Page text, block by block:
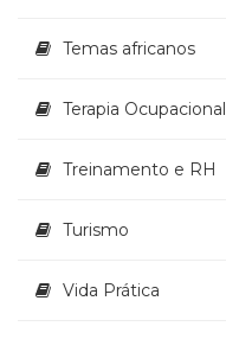
Temas africanos
Terapia Ocupacional
Treinamento e RH
Turismo
Vida Prática